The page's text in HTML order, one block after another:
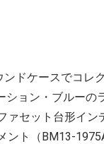
ドケースでコレ
ョン・ブルーの
セット台形イ
ト（BM13-